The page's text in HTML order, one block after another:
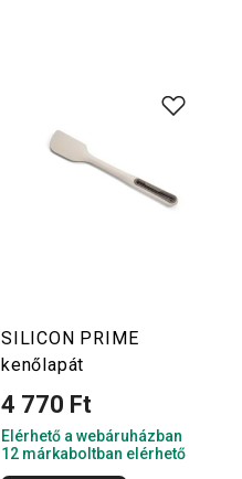
SILICON PRIME
kenőlapát
4 770 Ft
Elérhető a webáruházban
12 márkaboltban elérhető